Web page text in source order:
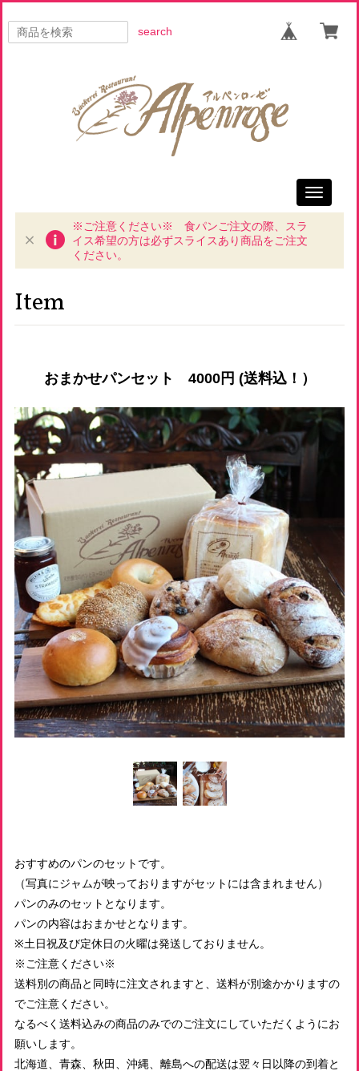
search
Toggle
※ご注意ください※ 食パンご注文の際、スラ
イス希望の方は必ずスライスあり商品をご注文
ください。
Item
おまかせパンセット 4000円 (送料込！）
おすすめのパンのセットです。
（写真にジャムが映っておりますがセットには含まれません）
パンのみのセットとなります。
パンの内容はおまかせとなります。
※土日祝及び定休日の火曜は発送しておりません。
※ご注意ください※
送料別の商品と同時に注文されますと、送料が別途かかりますの
でご注意ください。
なるべく送料込みの商品のみでのご注文にしていただくようにお
願いします。
北海道、青森、秋田、沖縄、離島への配送は翌々日以降の到着と